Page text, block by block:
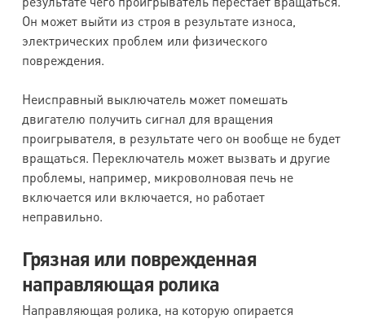
Он может выйти из строя в результате износа,
электрических проблем или физического
повреждения.
Неисправный выключатель может помешать
двигателю получить сигнал для вращения
проигрывателя, в результате чего он вообще не будет
вращаться. Переключатель может вызвать и другие
проблемы, например, микроволновая печь не
включается или включается, но работает
неправильно.
Грязная или поврежденная
направляющая ролика
Направляющая ролика, на которую опирается